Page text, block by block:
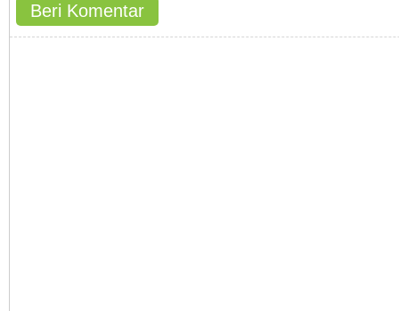
Beri Komentar